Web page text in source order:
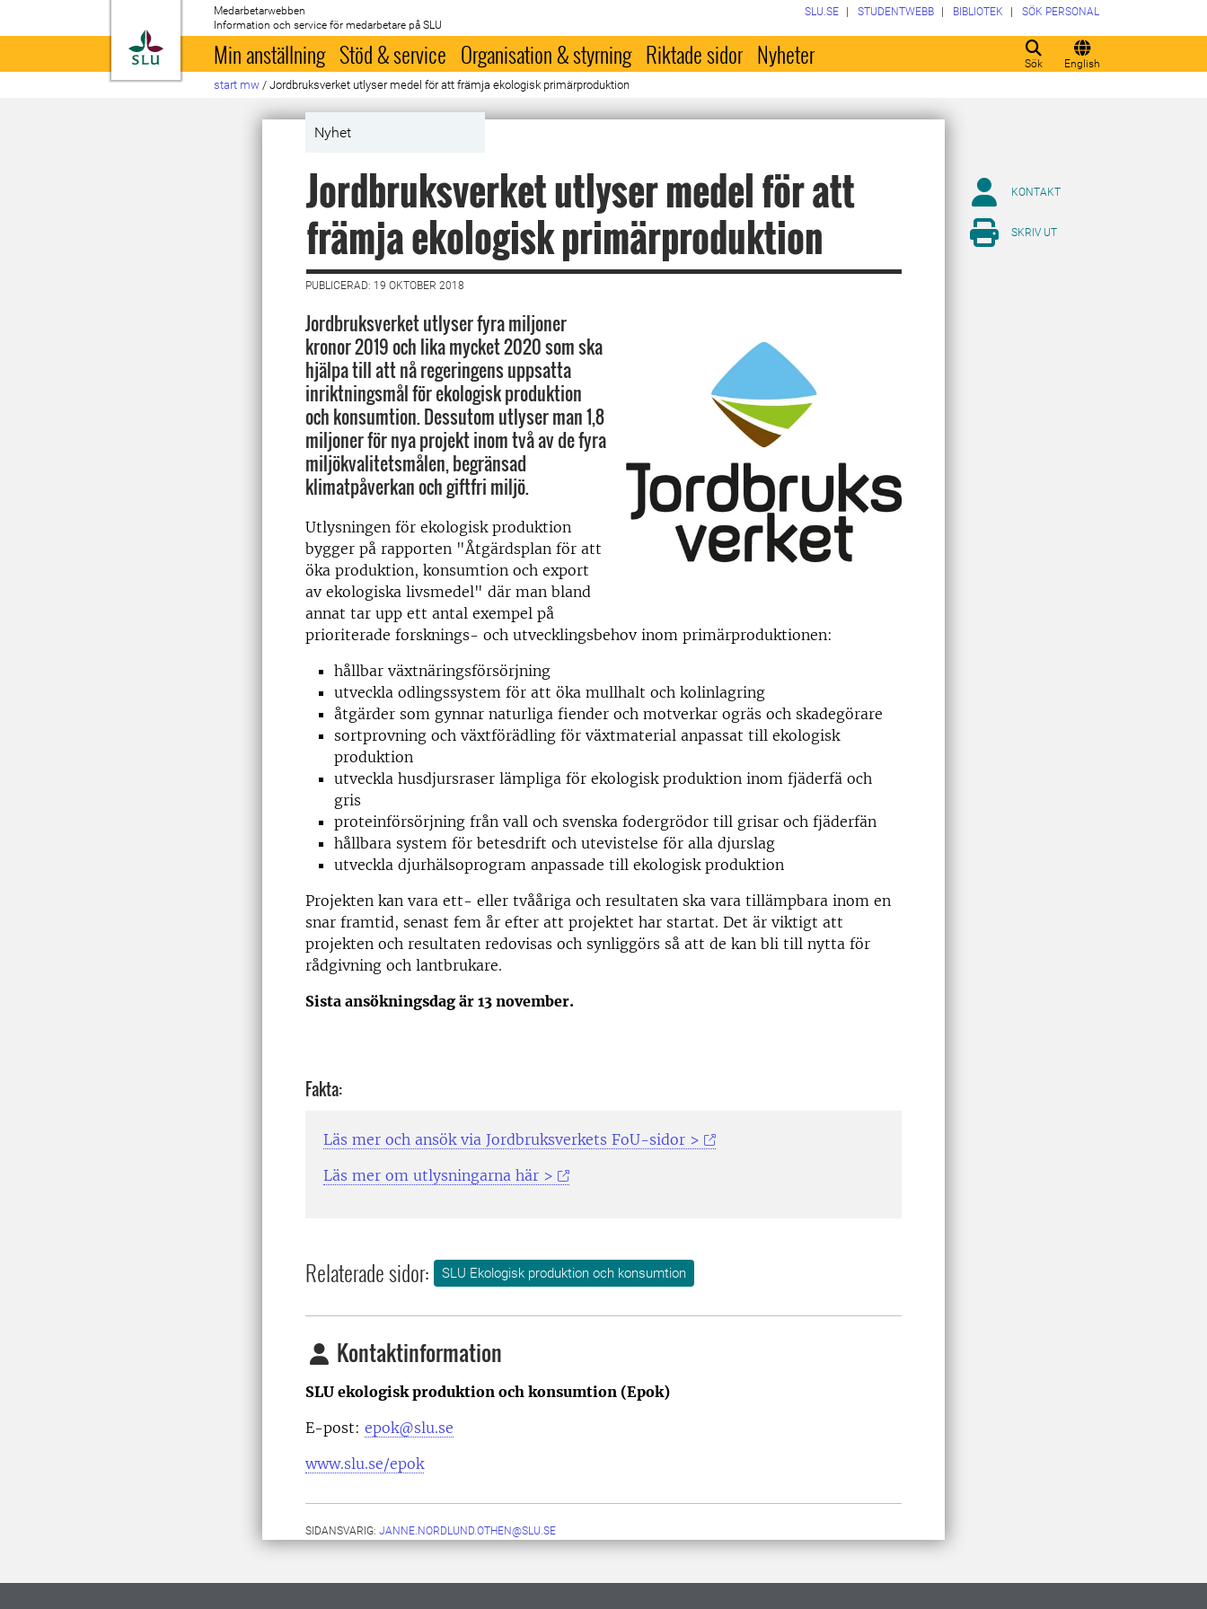
Till startsida
Medarbetarwebben
Information och service för medarbetare på SLU
Sök English
SLU.SE STUDENTWEBB BIBLIOTEK SÖK PERSONAL
Min anställning Stöd & service Organisation & styrning Riktade sidor Nyheter
start mw / Jordbruksverket utlyser medel för att främja ekologisk primärproduktion
Nyhet
Jordbruksverket utlyser medel för att
främja ekologisk primärproduktion
PUBLICERAD: 19 OKTOBER 2018
Jordbruksverket utlyser fyra miljoner
kronor 2019 och lika mycket 2020 som ska
hjälpa till att nå regeringens uppsatta
inriktningsmål för ekologisk produktion
och konsumtion. Dessutom utlyser man 1,8
miljoner för nya projekt inom två av de fyra
miljökvalitetsmålen, begränsad
klimatpåverkan och giftfri miljö.
Utlysningen för ekologisk produktion
bygger på rapporten "Åtgärdsplan för att
öka produktion, konsumtion och export
av ekologiska livsmedel" där man bland
annat tar upp ett antal exempel på
prioriterade forsknings- och utvecklingsbehov inom primärproduktionen:
hållbar växtnäringsförsörjning
utveckla odlingssystem för att öka mullhalt och kolinlagring
åtgärder som gynnar naturliga fiender och motverkar ogräs och skadegörare
sortprovning och växtförädling för växtmaterial anpassat till ekologisk
produktion
utveckla husdjursraser lämpliga för ekologisk produktion inom fjäderfä och
gris
proteinförsörjning från vall och svenska fodergrödor till grisar och fjäderfän
hållbara system för betesdrift och utevistelse för alla djurslag
utveckla djurhälsoprogram anpassade till ekologisk produktion
Projekten kan vara ett- eller tvååriga och resultaten ska vara tillämpbara inom en
snar framtid, senast fem år efter att projektet har startat. Det är viktigt att
projekten och resultaten redovisas och synliggörs så att de kan bli till nytta för
rådgivning och lantbrukare.
Sista ansökningsdag är 13 november.
Fakta:
Läs mer och ansök via Jordbruksverkets FoU-sidor >
Läs mer om utlysningarna här >
Relaterade sidor: SLU Ekologisk produktion och konsumtion
Kontaktinformation
SLU ekologisk produktion och konsumtion (Epok)
E-post: epok@slu.se
www.slu.se/epok
SIDANSVARIG: JANNE.NORDLUND.OTHEN@SLU.SE
KONTAKT
SKRIV UT